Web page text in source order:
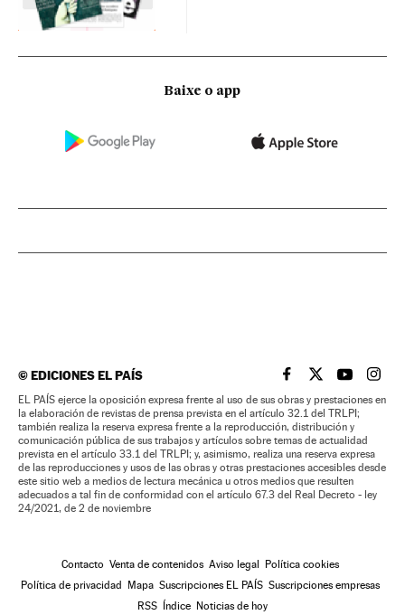
Baixe o app
©EDICIONES EL PAÍS EL PAÍS BRASIL EN
EL PAÍSEL PAÍS
EL
EL PAÍS ejerce la oposición expresa frente al uso de sus obras y prestaciones en
la elaboración de revistas de prensa prevista en el artículo 32.1 del TRLPI;
también realiza la reserva expresa frente a la reproducción, distribución y
comunicación pública de sus trabajos y artículos sobre temas de actualidad
prevista en el artículo 33.1 del TRLPI; y, asimismo, realiza una reserva expresa
de las reproducciones y usos de las obras y otras prestaciones accesibles desde
este sitio web a medios de lectura mecánica u otros medios que resulten
adecuados a tal fin de conformidad con el artículo 67.3 del Real Decreto - ley
24/2021, de 2 de noviembre
Contacto Venta de contenidos Aviso legal Política cookies
Política de privacidad Mapa Suscripciones EL PAÍS Suscripciones empresas
RSS Índice Noticias de hoy